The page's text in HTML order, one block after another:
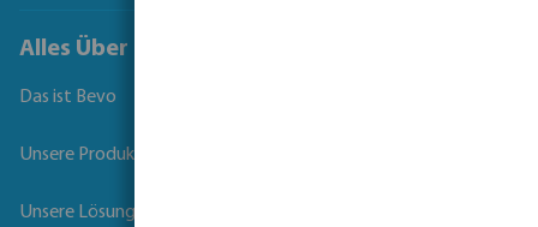
Alles Über Bevo
Das ist Bevo
Unsere Produkte
Unsere Lösungen